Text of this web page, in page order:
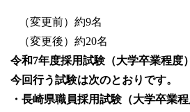
（変更前）約9名
（変更後）約20名
令和7年度採用試験（大学卒業程度
今回行う試験は次のとおりです。
・長崎県職員採用試験（大学卒業程